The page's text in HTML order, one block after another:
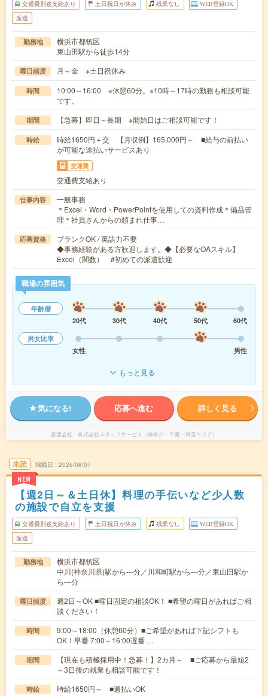
交通費別途支給あり 土日祝日が休み 残業なし WEB登録OK
派遣
勤務地
横浜市都筑区
東山田駅から徒歩14分
曜日頻度 月～金 ※土日祝休み
時間
10:00～16:00 ※休憩60分。※10時～17時の勤務も相談可能
です。
期間 【急募】即日～長期 ※開始日はご相談可能です！
時給
時給1650円＋交 【月収例】165,000円～ ■給与の前払い
が可能な速払いサービスあり
交通費
交通費支給あり
仕事内容
一般事務
＊Excel・Word・PowerPointを使用しての資料作成＊備品管
理＊社員さんからの頼まれ仕事…
応募資格
ブランクOK / 英語力不要
◆事務経験がある方歓迎します。◆【必要なOAスキル】
Excel（関数） #初めての派遣歓迎
職場の雰囲気
年齢層
20代
30代 40代 50代
60代
男女比率
女性
男性
もっと見る
気になる! 応募へ進む 詳しく見る
派遣会社 株式会社スタッフサービス（神奈川・千葉・埼玉エリア）
未読
NEW
掲載日 2026/08/07
【週2日～＆土日休】料理の手伝いなど少人数
の施設で自立を支援
交通費別途支給あり 土日祝日が休み 残業なし WEB登録OK
派遣
勤務地
横浜市都筑区
中川(神奈川県)駅から---分／川和町駅から---分／東山田駅か
ら---分
曜日頻度
週2日～OK ■曜日固定の相談OK！ ■希望の曜日があればご相
談ください！
時間
9:00～18:00（休憩60分）■ご希望があれば下記シフトも
OK！早番 7:00～16:00遅番 …
期間
【現在も積極採用中！急募！】2カ月～ ■ご応募から最短2
～3日後の就業も相談可能です！
時給 時給1650円～ ■週払いOK